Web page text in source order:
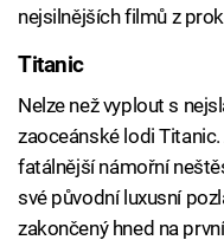
nejsilnějších filmů z
Titanic
Nelze než vyplout s
zaoceánské lodi
fatálnější námořní
své původní luxusní
zakončený hned na